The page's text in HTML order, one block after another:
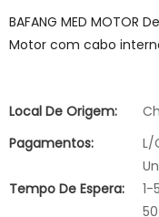
BAFANG MED MOTOR
Motor com cabo
Local De Origem:
Pagamentos:
L/
Tempo De Espera:
1-